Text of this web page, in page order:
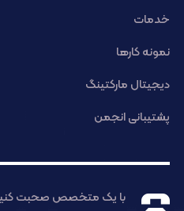
خدمات
نمونه کارها
دیجیتال مارکتینگ
پشتیبانی انجمن
با یک متخصص صحبت